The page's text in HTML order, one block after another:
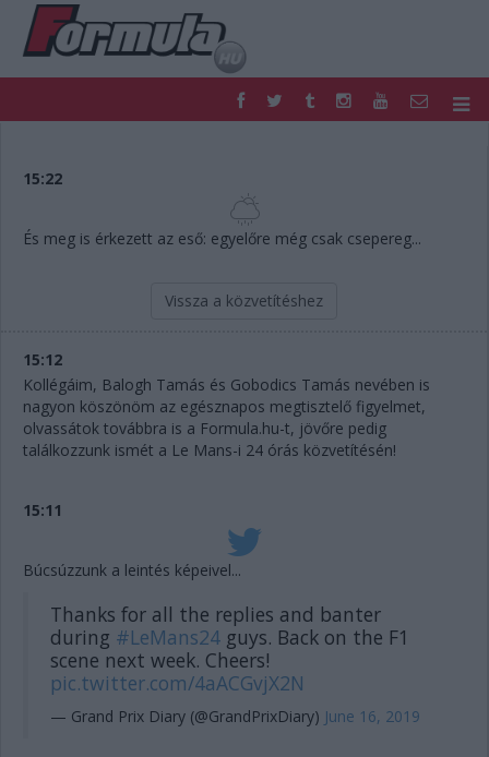
FORMULA
HAZAI
RETRO
EGYÉB
PODCAST
PONTÁLLÁSOK
15:22
És meg is érkezett az eső: egyelőre még csak csepereg...
Vissza a közvetítéshez
15:12
Kollégáim, Balogh Tamás és Gobodics Tamás nevében is
nagyon köszönöm az egésznapos megtisztelő figyelmet,
olvassátok továbbra is a Formula.hu-t, jövőre pedig
találkozzunk ismét a Le Mans-i 24 órás közvetítésén!
15:11
Búcsúzzunk a leintés képeivel...
Thanks for all the replies and banter
during #LeMans24 guys. Back on the F1
scene next week. Cheers!
pic.twitter.com/4aACGvjX2N
— Grand Prix Diary (@GrandPrixDiary) June 16, 2019